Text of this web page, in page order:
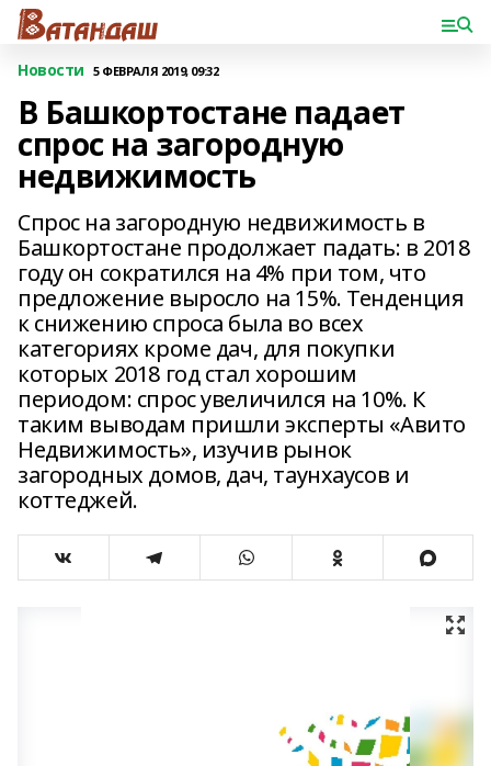
Новости 5 ФЕВРАЛЯ 2019, 09:32
В Башкортостане падает
спрос на загородную
недвижимость
Спрос на загородную недвижимость в
Башкортостане продолжает падать: в 2018
году он сократился на 4% при том, что
предложение выросло на 15%. Тенденция
к снижению спроса была во всех
категориях кроме дач, для покупки
которых 2018 год стал хорошим
периодом: спрос увеличился на 10%. К
таким выводам пришли эксперты «Авито
Недвижимость», изучив рынок
загородных домов, дач, таунхаусов и
коттеджей.